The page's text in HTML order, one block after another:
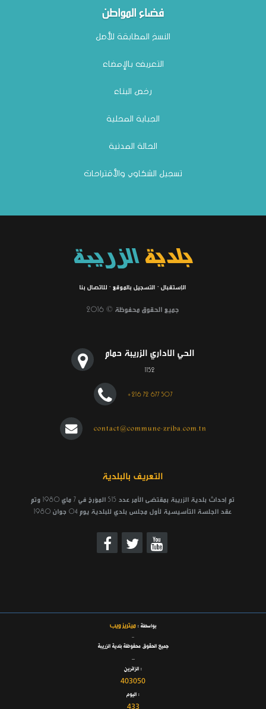
فضاء المواطن
النسخ المطابقة للأصل
التعريف بالإمضاء
رخص البناء
الجباية المحلية
الحالة المدنية
تسجيل الشكاوي والأقتراحات
بلديةالزريبة
للاتصال بنا · التسجيل بالموقع · الإستقبال
جميع الحقوق محفوظة © 2016
الحي الاداري الزريبة حمام
1152
+216 72 677 507
contact@commune-zriba.com.tn
التعريف بالبلدية
تم إحداث بلدية الزريبة بمقتضى الأمر عدد 515 المؤرخ في 7 ماي 1980 وتم
عقد الجلسة التأسيسية لأول مجلس بلدي للبلدية يوم 04 جوان 1980
بواسطة :ميتريز ويب
_
جميع الحقوق محفوظة بلدية الزريبة
_
الزائرين :
403050
اليوم :